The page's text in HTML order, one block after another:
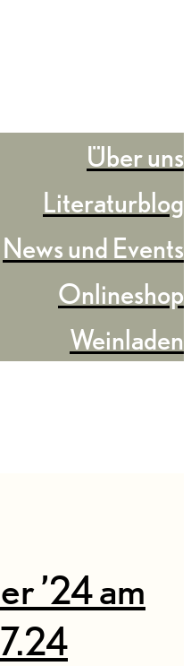
Über uns
Literaturblog
News und Events
Onlineshop
Weinladen
’24 am